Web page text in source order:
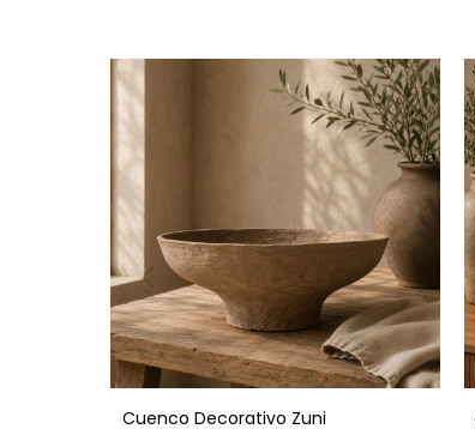
Cuenco Decorativo Zuni